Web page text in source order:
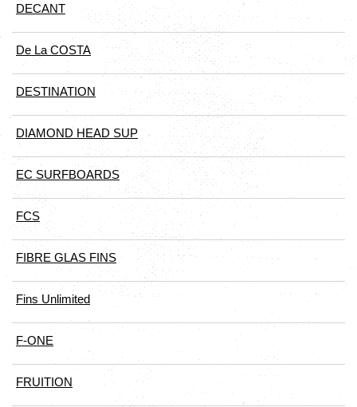
DECANT
De La COSTA
DESTINATION
DIAMOND HEAD SUP
EC SURFBOARDS
FCS
FIBRE GLAS FINS
Fins Unlimited
F-ONE
FRUITION